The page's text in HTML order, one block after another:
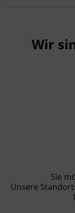
44a
Wir
Sie
Unsere